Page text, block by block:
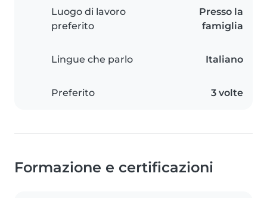
Luogo di lavoro
preferito
Presso la
famiglia
Lingue che parlo Italiano
Preferito 3 volte
Formazione e certificazioni